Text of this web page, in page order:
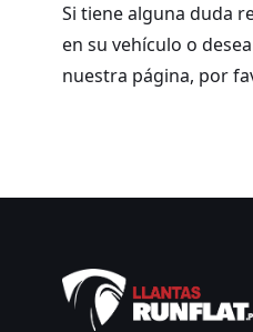
Si tiene alguna duda
en su vehículo o
nuestra página, por